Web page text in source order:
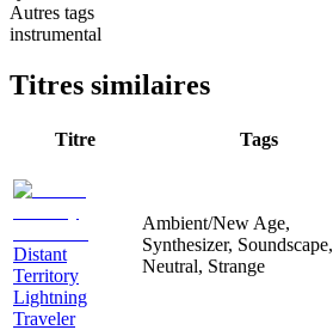
Autres tags
instrumental
Titres similaires
Titre Tags
Distant
Territory
Lightning
Traveler
Ambient/New Age,
Synthesizer, Soundscape,
Neutral, Strange